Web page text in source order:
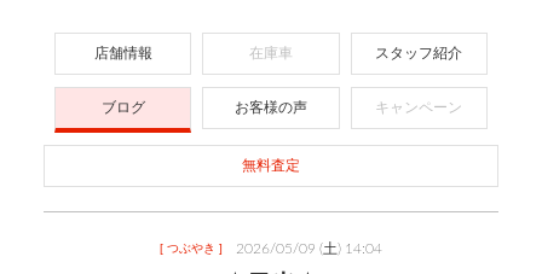
店舗情報 在庫車 スタッフ紹介
ブログ お客様の声 キャンペーン
無料査定
[ つぶやき ] 2026/05/09 (土) 14:04